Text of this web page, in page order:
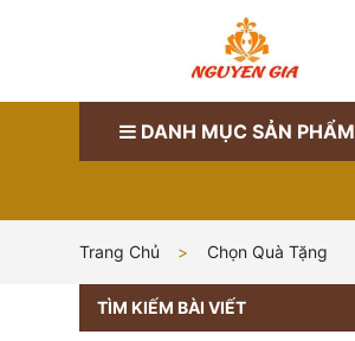
DANH MỤC SẢN PHẨM
Trang Chủ Chọn Quà Tặng
TÌM KIẾM BÀI VIẾT